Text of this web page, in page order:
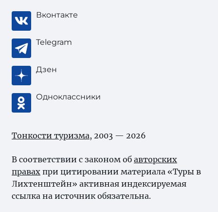
Вконтакте
Telegram
Дзен
Одноклассники
Тонкости туризма, 2003 — 2026
В соответствии с законом об авторских
правах при цитировании материала «Туры в
Лихтенштейн» активная индексируемая
ссылка на источник обязательна.